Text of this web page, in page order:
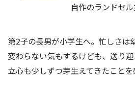
自作のランドセ
第2子の長男が小学生へ。忙しさは
変わらない気もするけども、送り
立心も少しずつ芽生えてきたことを